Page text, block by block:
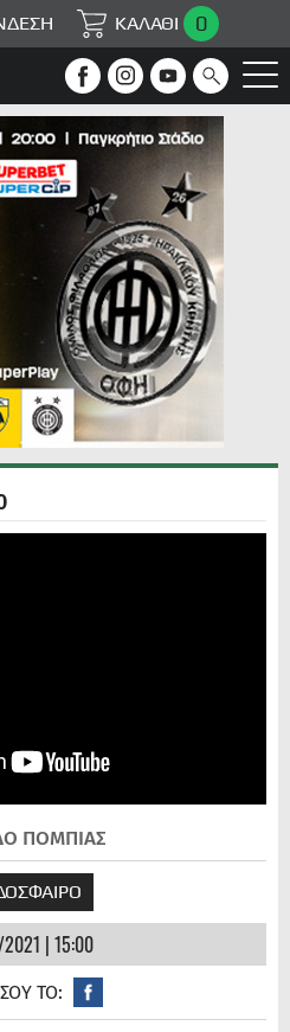
ΚΑΛΑΘΙ 0
ΠΟΜΠΙΑΣ
| 15:00
ΤΟ: